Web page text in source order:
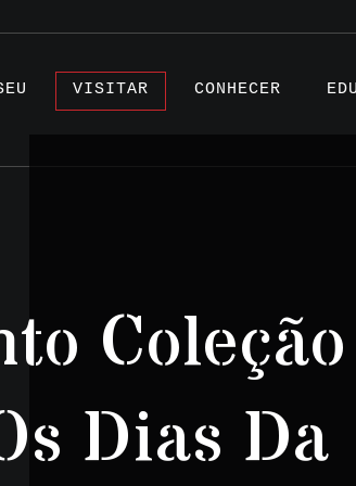
VISITAR CONHECER
Dias Da